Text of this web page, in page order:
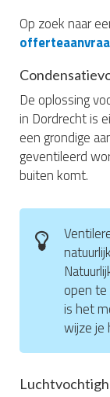
Op zoek naar
De oplossing
in Dordrecht is
een grondige
geventileerd
buiten komt.
open
is het
wijze je